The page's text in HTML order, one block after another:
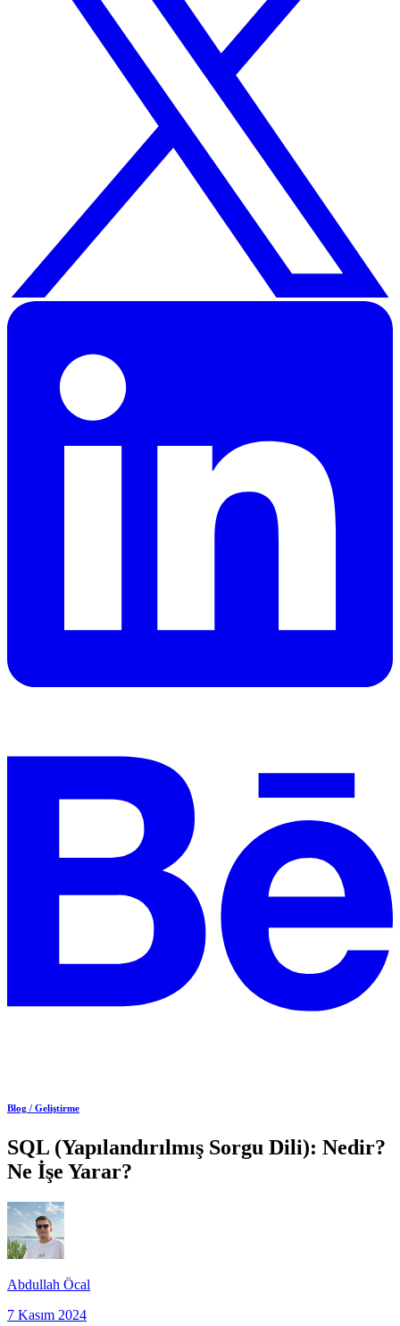
Blog / Geliştirme
SQL (Yapılandırılmış Sorgu Dili): Nedir?
Ne İşe Yarar?
Abdullah Öcal
7 Kasım 2024